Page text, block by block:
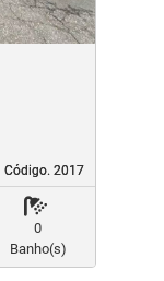
Código. 2017
Código. 2017
0
Banho(s)